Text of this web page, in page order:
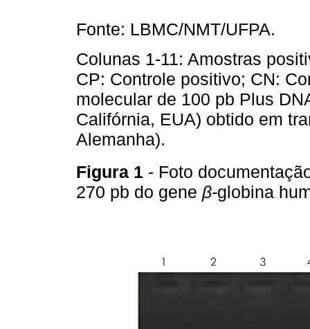
Fonte: LBMC/NMT/UFPA.
Colunas 1-11: Amostras
CP: Controle positivo; CN:
molecular de 100 pb Plus
Califórnia, EUA) obtido em
Alemanha).
Figura 1 - Foto
270 pb do gene β-globina